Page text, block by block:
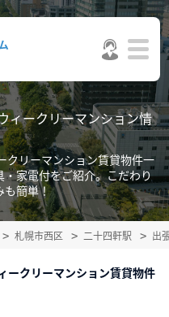
ィークリーマンション情
クリーマンション賃貸物件一
家電付をご紹介。こだわり
簡単！
札幌市西区 二十四軒駅 出
ークリーマンション賃貸物件